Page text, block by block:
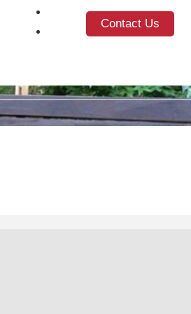
Contact Us